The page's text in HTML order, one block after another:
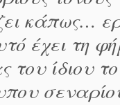
κάπως…
έχει τη
του ίδιου